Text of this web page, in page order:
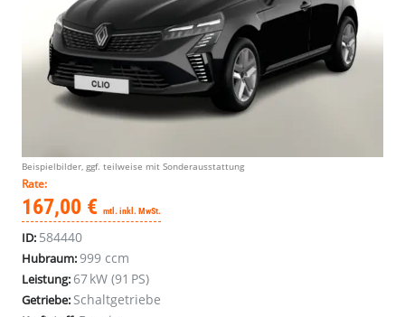
Beispielbilder, ggf. teilweise mit Sonderausstattung
Rate:
167,00 € mtl. inkl. MwSt.
ID: 584440
Hubraum:999 ccm
Leistung:67 kW (91 PS)
Getriebe: Schaltgetriebe